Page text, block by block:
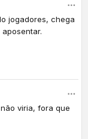
jogadores, chega
viria, fora que